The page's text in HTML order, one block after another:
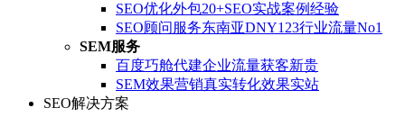
SEO优化外包20+SEO实战案例经验
SEO顾问服务东南亚DNY123行业流量No1
SEM服务
百度巧舱代建企业流量获客新贵
SEM效果营销真实转化效果实站
SEO解决方案